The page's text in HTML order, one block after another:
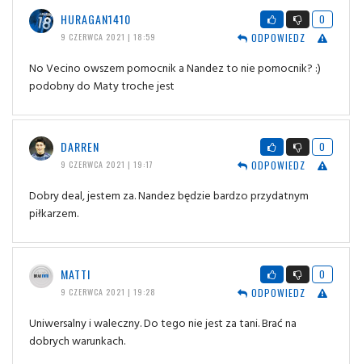
HURAGAN1410
9 CZERWCA 2021 | 18:59
0
ODPOWIEDZ
No Vecino owszem pomocnik a Nandez to nie pomocnik? :)
podobny do Maty troche jest
DARREN
9 CZERWCA 2021 | 19:17
0
ODPOWIEDZ
Dobry deal, jestem za. Nandez będzie bardzo przydatnym
piłkarzem.
MATTI
9 CZERWCA 2021 | 19:28
0
ODPOWIEDZ
Uniwersalny i waleczny. Do tego nie jest za tani. Brać na
dobrych warunkach.